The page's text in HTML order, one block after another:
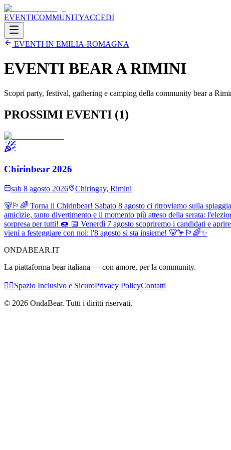
EVENTICOMMUNITYACCEDI
EVENTI IN EMILIA-ROMAGNA
EVENTI BEAR ARIMINI
Scopri party, festival, gathering e camping della community bear a
PROSSIMI EVENTI (1)
Chirinbear 2026
sab 8 agosto 2026
Chiringay, Rimini
🐻🏳️‍🌈 Torna il Chirinbear! Sabato 8 agosto ci ritroviamo sulla
amicizie, tanto divertimento e il momento più atteso della serata:
sorpresa per tutti! 🍩 📅 Venerdì 7 agosto scopriremo i candidati e
vieni a festeggiare con noi: l'8 agosto si sta insieme! 🐻🦩🏳️‍🌈✨
ONDABEAR.IT
La piattaforma bear italiana — con amore, per la community.
🏳️‍🌈Spazio Inclusivo e SicuroPrivacy PolicyContatti
© 2026 OndaBear. Tutti i diritti riservati.